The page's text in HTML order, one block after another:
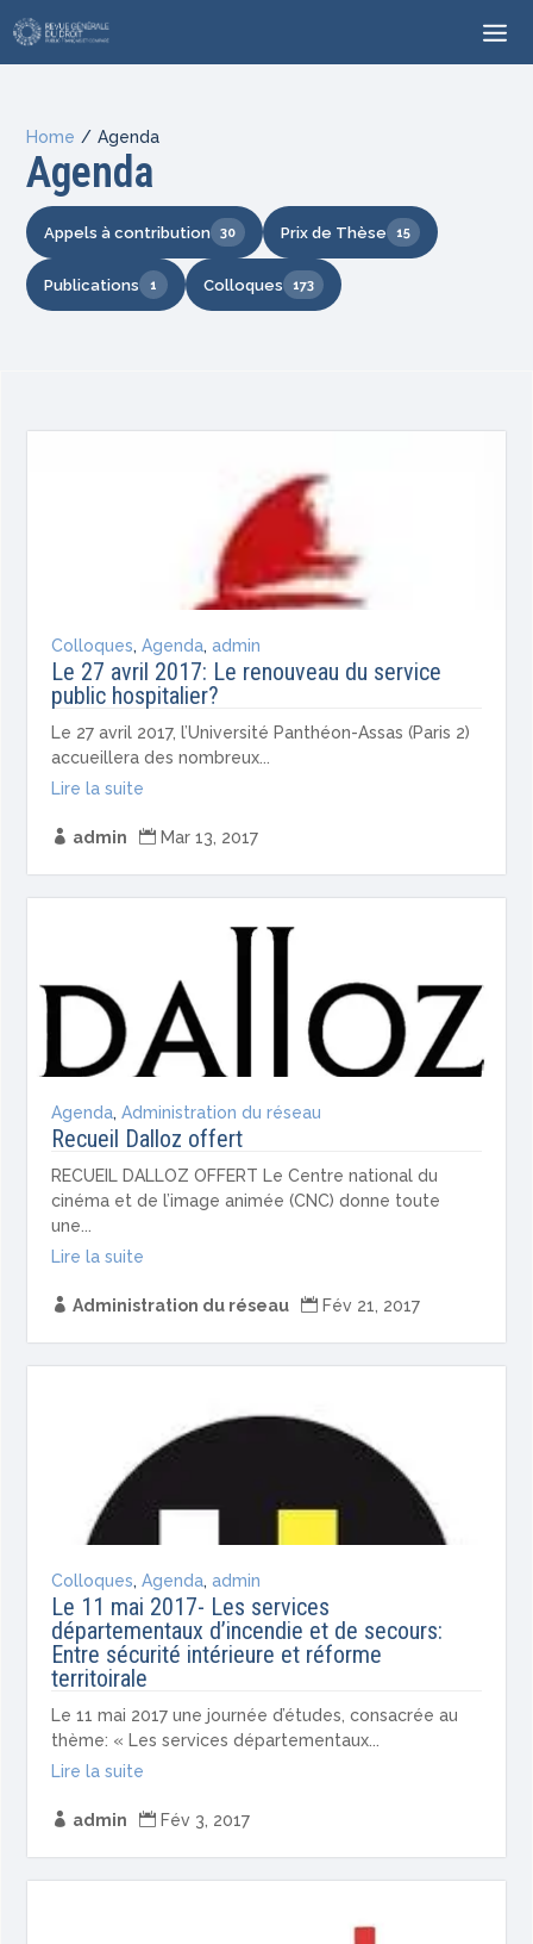
Home / Agenda
Agenda
Appels à contribution 30 Prix de Thèse 15
Publications 1 Colloques 173
Colloques,Agenda,admin
Le 27 avril 2017: Le renouveau du service
public hospitalier?
Le 27 avril 2017, l’Université Panthéon-Assas (Paris 2)
accueillera des nombreux...
Lire la suite
 admin  Mar 13, 2017
Agenda,Administration du réseau
Recueil Dalloz offert
RECUEIL DALLOZ OFFERT Le Centre national du
cinéma et de l’image animée (CNC) donne toute
une...
Lire la suite
 Administration du réseau  Fév 21, 2017
Colloques,Agenda,admin
Le 11 mai 2017- Les services
départementaux d’incendie et de secours:
Entre sécurité intérieure et réforme
territoirale
Le 11 mai 2017 une journée d’études, consacrée au
thème: « Les services départementaux...
Lire la suite
 admin  Fév 3, 2017